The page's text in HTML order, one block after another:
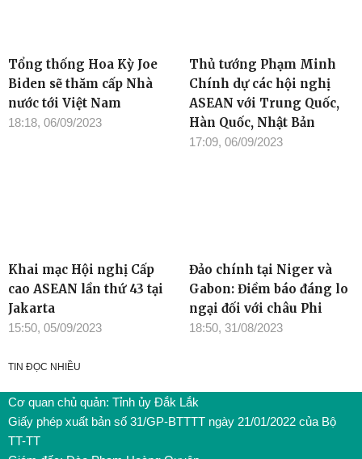
Tổng thống Hoa Kỳ Joe
Biden sẽ thăm cấp Nhà
nước tới Việt Nam
18:18, 06/09/2023
Thủ tướng Phạm Minh
Chính dự các hội nghị
ASEAN với Trung Quốc,
Hàn Quốc, Nhật Bản
17:09, 06/09/2023
Khai mạc Hội nghị Cấp
cao ASEAN lần thứ 43 tại
Jakarta
15:50, 05/09/2023
Đảo chính tại Niger và
Gabon: Điềm báo đáng lo
ngại đối với châu Phi
18:50, 31/08/2023
TIN ĐỌC NHIỀU
Cơ quan chủ quản: Tỉnh ủy Đắk Lắk
Giấy phép xuất bản số 31/GP-BTTTT ngày 21/01/2022 của Bộ
TT-TT